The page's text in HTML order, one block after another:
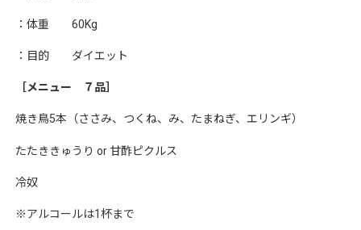
：体重 60Kg
：目的 ダイエット
［メニュー ７品］
焼き鳥5本（ささみ、つくね、み、たまねぎ、エリンギ）
たたききゅうり or 甘酢ピクルス
冷奴
※アルコールは1杯まで